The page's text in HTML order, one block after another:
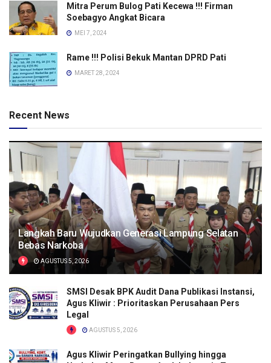
Mitra Perum Bulog Pati Kecewa !!! Firman
Soebagyo Angkat Bicara
MEI 7, 2024
Rame !!! Polisi Bekuk Mantan DPRD Pati
MARET 28, 2024
Recent News
Langkah Baru Wujudkan Generasi Lampung Selatan
Bebas Narkoba
AGUSTUS 5, 2026
SMSI Desak BPK Audit Dana Publikasi Instansi,
Agus Kliwir : Prioritaskan Perusahaan Pers
Legal
AGUSTUS 5, 2026
Agus Kliwir Peringatkan Bullying hingga